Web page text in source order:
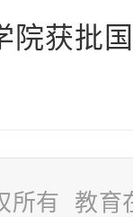
院获批
所有 教育